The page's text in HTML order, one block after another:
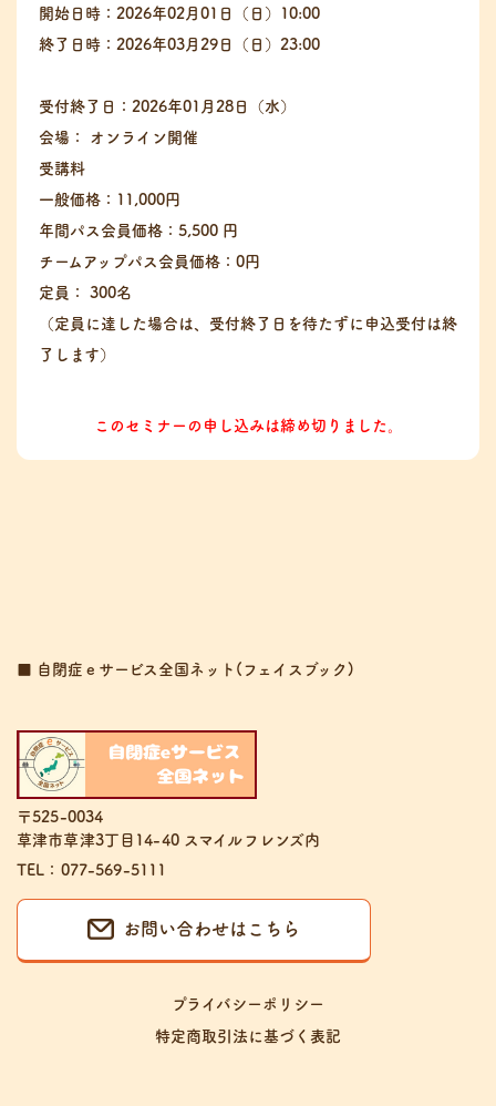
開始日時：2026年02月01日（日）10:00
終了日時：2026年03月29日（日）23:00
受付終了日：2026年01月28日（水）
会場： オンライン開催
受講料
一般価格：11,000円
年間パス会員価格：5,500 円
チームアップパス会員価格：0円
定員： 300名
（定員に達した場合は、受付終了日を待たずに申込受付は終
了します）
このセミナーの申し込みは締め切りました。
■ 自閉症ｅサービス全国ネット(フェイスブック)
〒525-0034
草津市草津3丁目14-40 スマイルフレンズ内
TEL：077-569-5111
お問い合わせはこちら
プライバシーポリシー
特定商取引法に基づく表記